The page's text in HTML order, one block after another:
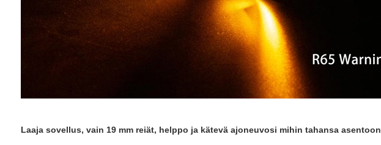
Laaja sovellus, vain 19 mm reiät, helppo ja kätevä ajoneuvosi mihin tahansa asentoon